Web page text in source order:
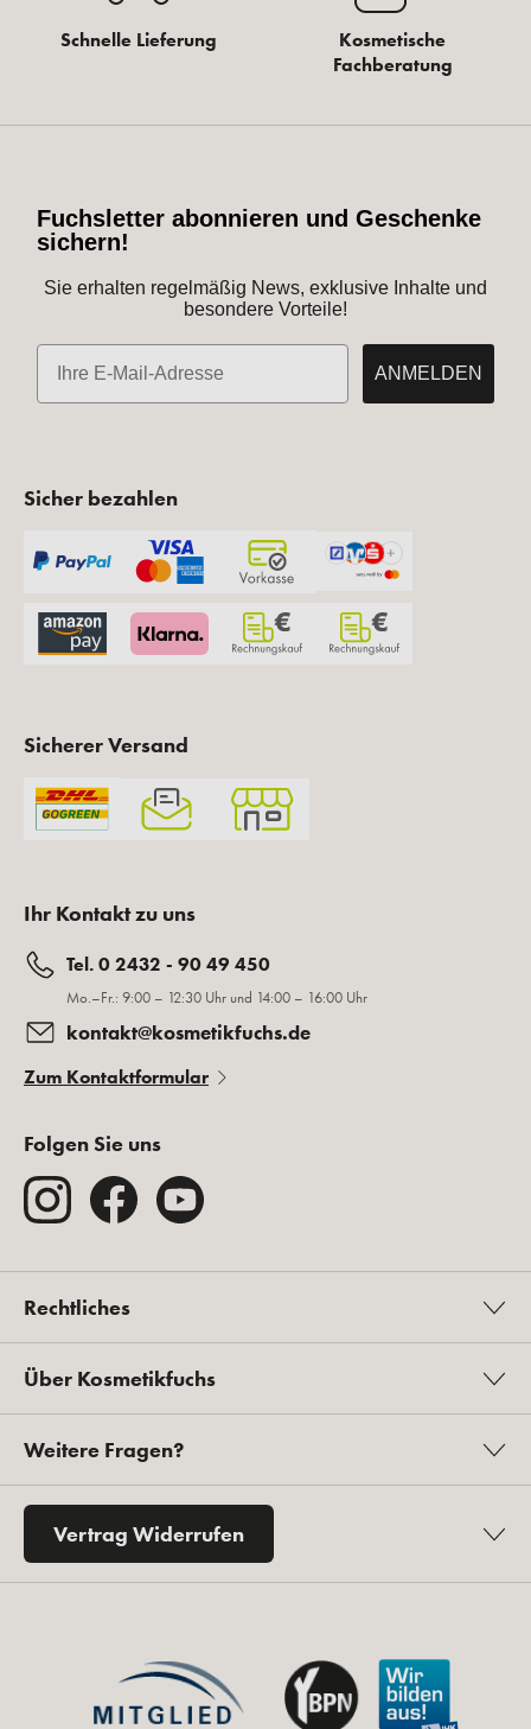
Schnelle Lieferung
Kosmetische
Fachberatung
Fuchsletter abonnieren und Geschenke
sichern!
Sie erhalten regelmäßig News, exklusive Inhalte und
besondere Vorteile!
E-Mail
ANMELDEN
Sicher bezahlen
Sicherer Versand
Ihr Kontakt zu uns
Tel. 0 2432 - 90 49 450
Mo.–Fr.: 9:00 – 12:30 Uhr und 14:00 – 16:00 Uhr
kontakt@kosmetikfuchs.de
Zum Kontaktformular
Folgen Sie uns
Rechtliches
Über Kosmetikfuchs
Weitere Fragen?
Vertrag Widerrufen